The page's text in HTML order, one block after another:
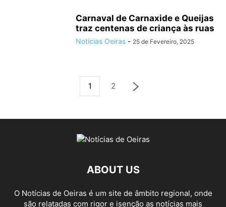
Carnaval de Carnaxide e Queijas
traz centenas de criança às ruas
Notícias Oeiras - 25 de Fevereiro, 2025
1 2
ABOUT US
O Notícias de Oeiras é um site de âmbito regional, onde
são relatadas com rigor e isenção as notícias mais